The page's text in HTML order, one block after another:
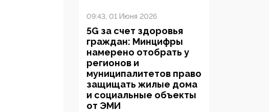
09:43, 01 Июня 2026
5G за счет здоровья
граждан: Минцифры
намерено отобрать у
регионов и
муниципалитетов право
защищать жилые дома
и социальные объекты
от ЭМИ